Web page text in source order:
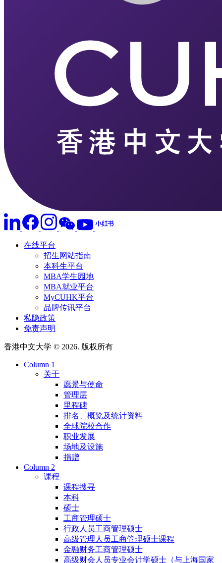
在线平台
招生网站指南
本科生平台
MBA学生园地
MBA就业平台
MyCUHK平台
品牌传讯平台
私隐政策
免责声明
香港中文大学 © 2026. 版权所有
Column 1
关于
愿景与使命
管理层
里程碑
排名、概览及统计资料
全球院校合作
职业发展
场地及设施
捐赠
Column 2
课程
课程搜寻
本科
硕士
工商管理硕士
行政人员工商管理硕士
高级管理人员工商管理硕士课程
金融财务工商管理硕士
高级财会人员专业会计学硕士（与上海国家